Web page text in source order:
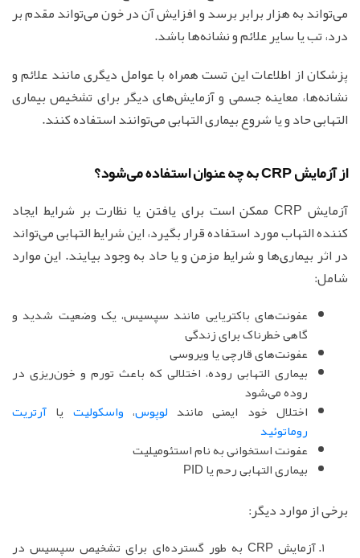
می‌تواند به هزار برابر برسد و افزایش آن در خون می‌تواند مقدم بر
درد، تب یا سایر علائم و نشانه‌ها باشد.
پزشکان از اطلاعات این تست همراه با عوامل دیگری مانند علائم و
نشانه‌ها، معاینه جسمی و آزمایش‌های دیگر برای تشخیص بیماری
التهابی حاد و یا شروع بیماری التهابی می‌توانند استفاده کنند.
از آزمایش CRP به چه عنوان استفاده می‌شود؟
آزمایش CRP ممکن است برای یافتن یا نظارت بر شرایط ایجاد
کننده التهاب مورد استفاده قرار بگیرد، این شرایط التهابی می‌تواند
در اثر بیماری‌ها و شرایط مزمن و یا حاد به وجود بیایند. این موارد
شامل:
عفونت‌های باکتریایی مانند سپسیس، یک وضعیت شدید و
گاهی خطرناک برای زندگی
عفونت‌های قارچی یا ویروسی
بیماری التهابی روده، اختلالی که باعث تورم و خون‌ریزی در
روده می‌شود
اختلال خود ایمنی مانند لوپوس، واسکولیت یا آرتریت
روماتوئید
عفونت استخوانی به نام استئومیلیت
بیماری التهابی رحم یا PID
برخی از موارد دیگر:
آزمایش CRP به طور گسترده‌ای برای تشخیص سپسیس در